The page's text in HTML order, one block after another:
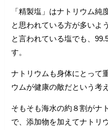
「精製塩」はナトリウム
と思われている方が多いよ
と言われている塩でも、
す。
ナトリウムも身体にとって
ウムが健康の敵だという考
そもそも海水の約８割がナ
で、添加物を加えてナトリ